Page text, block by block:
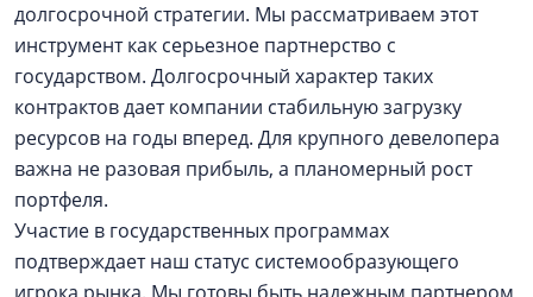
долгосрочной стратегии. Мы рассматриваем этот
инструмент как серьезное партнерство с
государством. Долгосрочный характер таких
контрактов дает компании стабильную загрузку
ресурсов на годы вперед. Для крупного девелопера
важна не разовая прибыль, а планомерный рост
портфеля.
Участие в государственных программах
подтверждает наш статус системообразующего